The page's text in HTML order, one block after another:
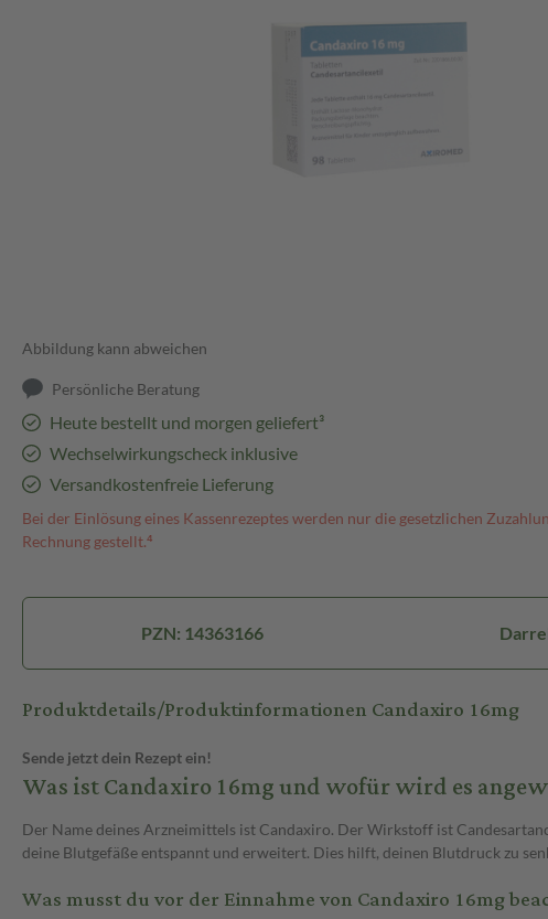
Abbildung kann abweichen
Persönliche Beratung
Heute bestellt und morgen geliefert³
Wechselwirkungscheck inklusive
Versandkostenfreie Lieferung
Bei der Einlösung eines Kassenrezeptes werden nur die gesetzlichen
Rechnung gestellt.⁴
PZN: 14363166
Produktdetails/Produktinformationen Candaxiro 16mg
Sende jetzt dein Rezept ein!
Was ist Candaxiro 16mg und wofür wird es
Der Name deines Arzneimittels ist Candaxiro. Der Wirkstoff ist
deine Blutgefäße entspannt und erweitert. Dies hilft, deinen Blutdruck zu
Was musst du vor der Einnahme von Candaxiro 16mg